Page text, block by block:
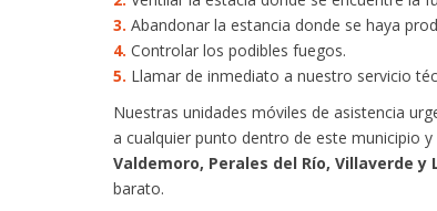
3. Abandonar la estancia donde se haya
4. Controlar los podibles fuegos.
5. Llamar de inmediato a nuestro servicio
Nuestras unidades móviles de asistencia
a cualquier punto dentro de este municipio
Valdemoro, Perales del Río, Villaverde y
barato.